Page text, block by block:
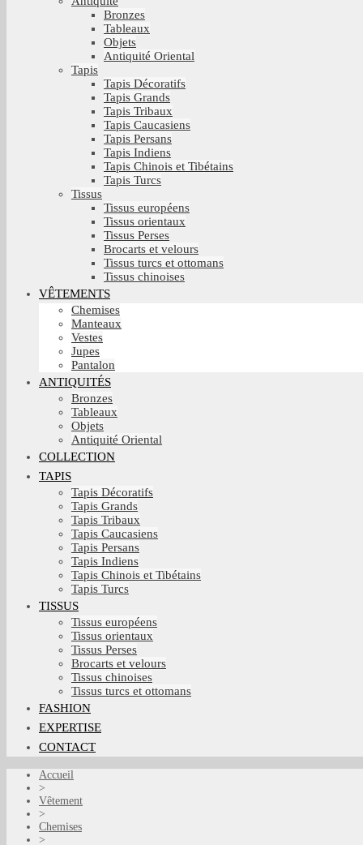
Bronzes
Tableaux
Objets
Antiquité Oriental
Tapis
Tapis Décoratifs
Tapis Grands
Tapis Tribaux
Tapis Caucasiens
Tapis Persans
Tapis Indiens
Tapis Chinois et Tibétains
Tapis Turcs
Tissus
Tissus européens
Tissus orientaux
Tissus Perses
Brocarts et velours
Tissus turcs et ottomans
Tissus chinoises
VÊTEMENTS
Chemises
Manteaux
Vestes
Jupes
Pantalon
ANTIQUITÉS
Bronzes
Tableaux
Objets
Antiquité Oriental
COLLECTION
TAPIS
Tapis Décoratifs
Tapis Grands
Tapis Tribaux
Tapis Caucasiens
Tapis Persans
Tapis Indiens
Tapis Chinois et Tibétains
Tapis Turcs
TISSUS
Tissus européens
Tissus orientaux
Tissus Perses
Brocarts et velours
Tissus chinoises
Tissus turcs et ottomans
FASHION
EXPERTISE
CONTACT
Accueil
>
Vêtement
>
Chemises
>